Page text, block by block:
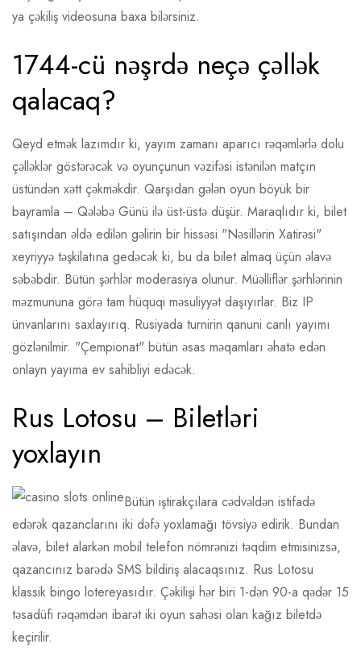
ya çəkiliş videosuna baxa bilərsiniz.
1744-cü nəşrdə neçə çəllək
qalacaq?
Qeyd etmək lazımdır ki, yayım zamanı aparıcı rəqəmlərlə dolu
çəlləklər göstərəcək və oyunçunun vəzifəsi istənilən matçın
üstündən xətt çəkməkdir. Qarşıdan gələn oyun böyük bir
bayramla – Qələbə Günü ilə üst-üstə düşür. Maraqlıdır ki, bilet
satışından əldə edilən gəlirin bir hissəsi "Nəsillərin Xatirəsi"
xeyriyyə təşkilatına gedəcək ki, bu da bilet almaq üçün əlavə
səbəbdir. Bütün şərhlər moderasiya olunur. Müəlliflər şərhlərinin
məzmununa görə tam hüquqi məsuliyyət daşıyırlar. Biz IP
ünvanlarını saxlayırıq. Rusiyada turnirin qanuni canlı yayımı
gözlənilmir. "Çempionat" bütün əsas məqamları əhatə edən
onlayn yayıma ev sahibliyi edəcək.
Rus Lotosu – Biletləri
yoxlayın
Bütün iştirakçılara cədvəldən istifadə
edərək qazanclarını iki dəfə yoxlamağı tövsiyə edirik. Bundan
əlavə, bilet alarkən mobil telefon nömrənizi təqdim etmisinizsə,
qazancınız barədə SMS bildiriş alacaqsınız. Rus Lotosu
klassik bingo lotereyasıdır. Çəkilişi hər biri 1-dən 90-a qədər 15
təsadüfi rəqəmdən ibarət iki oyun sahəsi olan kağız biletdə
keçirilir.